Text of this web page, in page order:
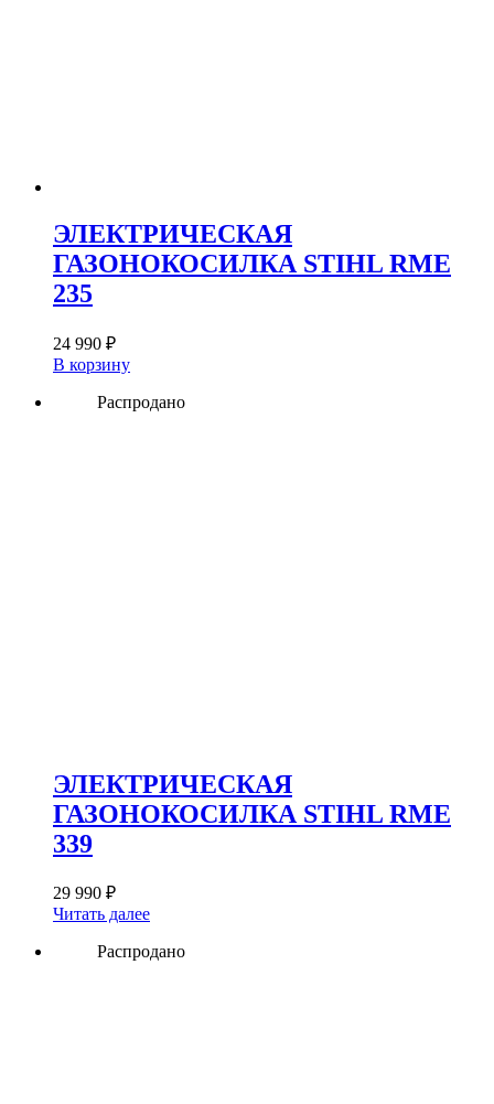
ЭЛЕКТРИЧЕСКАЯ
ГАЗОНОКОСИЛКА STIHL RME
235
24 990 ₽
В корзину
Распродано
ЭЛЕКТРИЧЕСКАЯ
ГАЗОНОКОСИЛКА STIHL RME
339
29 990 ₽
Читать далее
Распродано